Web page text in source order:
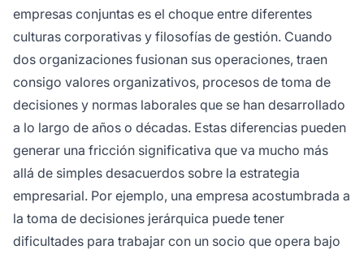
empresas conjuntas es el choque entre diferentes
culturas corporativas y filosofías de gestión. Cuando
dos organizaciones fusionan sus operaciones, traen
consigo valores organizativos, procesos de toma de
decisiones y normas laborales que se han desarrollado
a lo largo de años o décadas. Estas diferencias pueden
generar una fricción significativa que va mucho más
allá de simples desacuerdos sobre la estrategia
empresarial. Por ejemplo, una empresa acostumbrada a
la toma de decisiones jerárquica puede tener
dificultades para trabajar con un socio que opera bajo